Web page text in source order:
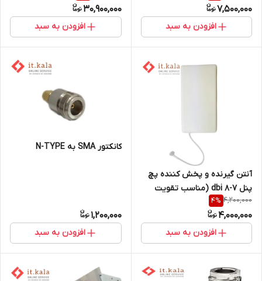
7,500,000
افزودن به سبد
30,900,000
افزودن به سبد
آنتن گیرنده و پخش کننده پچ
پنل 7-8 dbi (مناسب تقویت
آنتن) برند Kathrein
4,200,000
4%
4,000,000
افزودن به سبد
کانکتور SMA به N-TYPE
1,200,000
افزودن به سبد